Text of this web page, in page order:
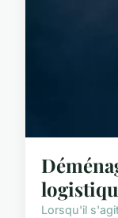
Lorsqu'il